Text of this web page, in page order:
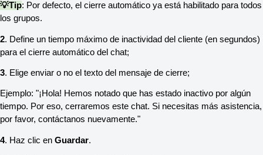
💡Tip: Por defecto, el cierre automático ya está habilitado para todos
los grupos.
2. Define un tiempo máximo de inactividad del cliente (en segundos)
para el cierre automático del chat;
3. Elige enviar o no el texto del mensaje de cierre;
Ejemplo: "¡Hola! Hemos notado que has estado inactivo por algún
tiempo. Por eso, cerraremos este chat. Si necesitas más asistencia,
por favor, contáctanos nuevamente."
4. Haz clic en Guardar.